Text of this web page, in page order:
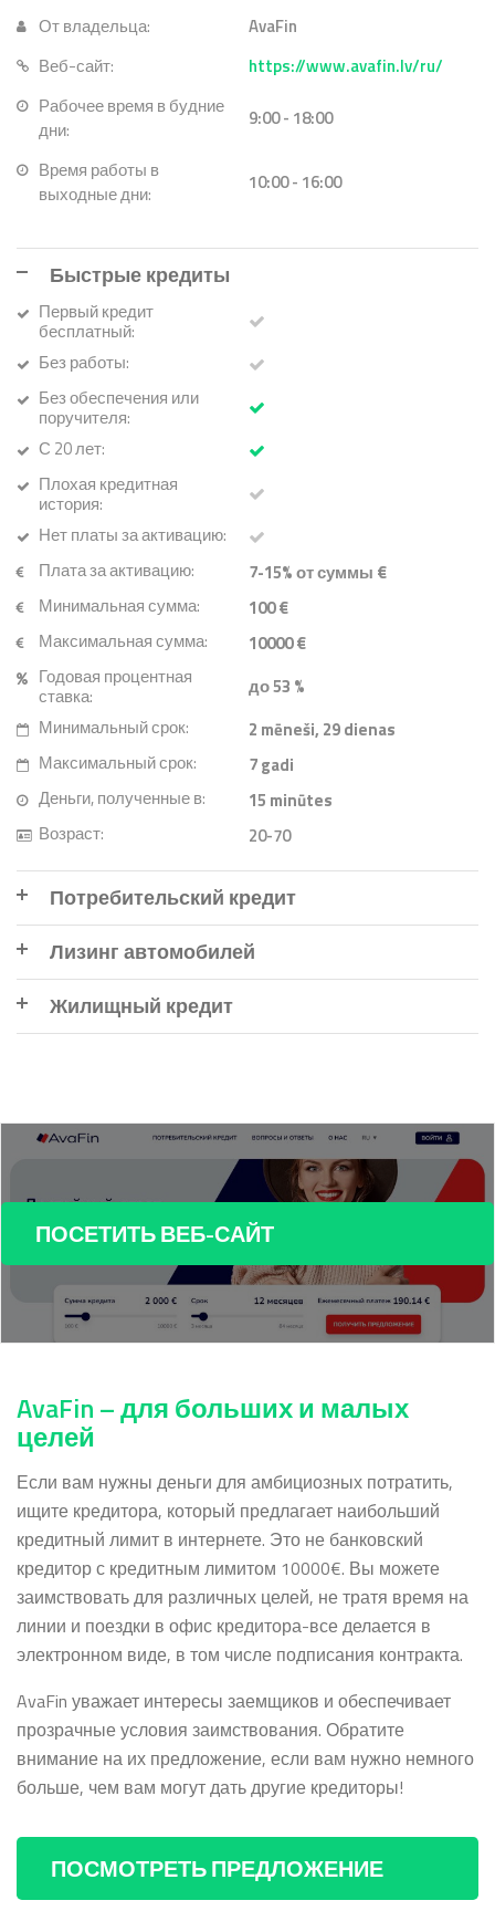
От владельца:
AvaFin
Веб-сайт:
https://www.avafin.lv/ru/
Рабочее время в будние
дни:
9:00 - 18:00
Время работы в
выходные дни:
10:00 - 16:00
Быстрые кредиты
Первый кредит
бесплатный:
Без работы:
Без обеспечения или
поручителя:
С 20 лет:
Плохая кредитная
история:
Нет платы за активацию:
Плата за активацию:
7-15% от суммы €
Минимальная сумма:
100 €
Максимальная сумма:
10000 €
Годовая процентная
ставка:
до 53 %
Минимальный срок:
2 mēneši, 29dienas
Максимальный срок:
7gadi
Деньги, полученные в:
15 minūtes
Возраст:
20-70
Потребительский кредит
Лизинг автомобилей
Жилищный кредит
ПОСЕТИТЬ ВЕБ-САЙТ
AvaFin – для больших и малых
целей
Если вам нужны деньги для амбициозных потратить,
ищите кредитора, который предлагает наибольший
кредитный лимит в интернете. Это не банковский
кредитор с кредитным лимитом 10000€. Вы можете
заимствовать для различных целей, не тратя время на
линии и поездки в офис кредитора-все делается в
электронном виде, в том числе подписания контракта.
AvaFin уважает интересы заемщиков и обеспечивает
прозрачные условия заимствования. Обратите
внимание на их предложение, если вам нужно немного
больше, чем вам могут дать другие кредиторы!
ПОСМОТРЕТЬ ПРЕДЛОЖЕНИЕ